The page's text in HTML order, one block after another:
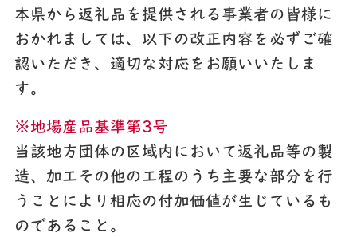
本県から返礼品を提供される事業者の皆様に
おかれましては、以下の改正内容を必ずご確
認いただき、適切な対応をお願いいたしま
す。
※地場産品基準第3号
当該地方団体の区域内において返礼品等の製
造、加工その他の工程のうち主要な部分を行
うことにより相応の付加価値が生じているも
のであること。